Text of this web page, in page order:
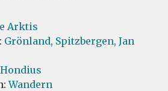
Arktis
Grönland, Spitzbergen, Jan
Wandern